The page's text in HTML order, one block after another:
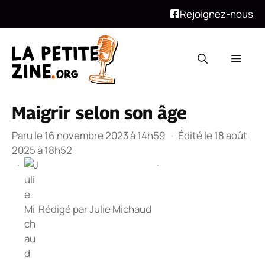
Rejoignez-nous
contenu
Maigrir selon son âge
Paru le 16 novembre 2023 à 14h59 · Édité le 18 août
2025 à 18h52
·
Rédigé parJulie Michaud
·